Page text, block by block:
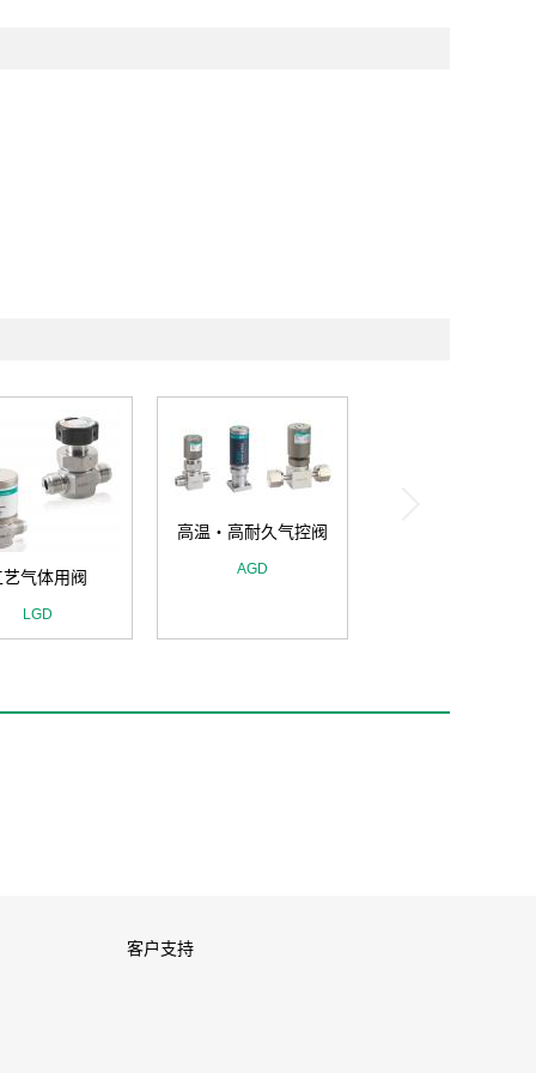
艺气体用阀
LGD
高温・高耐久气控阀
AGD
客户支持